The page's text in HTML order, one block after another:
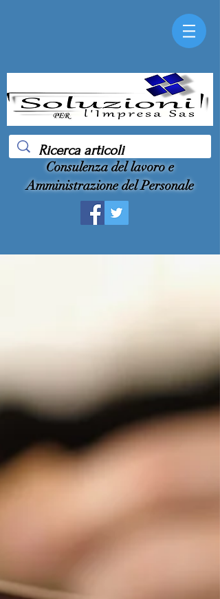
Consulenza del lavoro e
Amministrazione del Personale